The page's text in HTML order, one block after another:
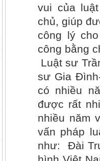
vui của
chủ, giúp
công lý
công bằng
Luật sư
sư Gia
có nhiều
được rất
nhiều năm
vấn pháp
như: Đài